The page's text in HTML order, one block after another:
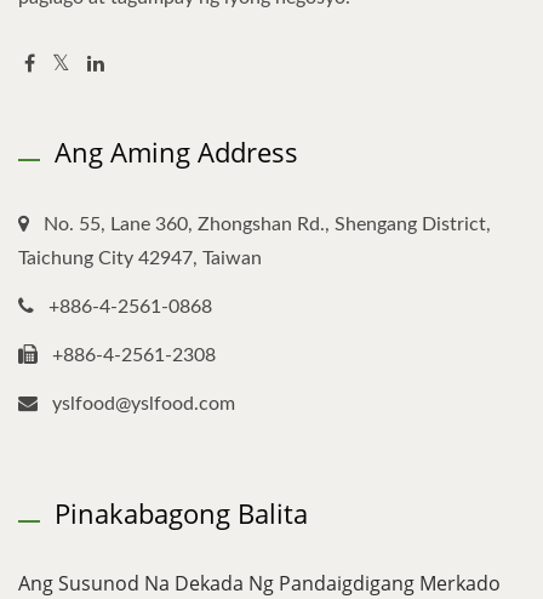
Ang Aming Address
No. 55, Lane 360, Zhongshan Rd., Shengang District,
Taichung City 42947, Taiwan
+886-4-2561-0868
+886-4-2561-2308
yslfood@yslfood.com
Pinakabagong Balita
Ang Susunod Na Dekada Ng Pandaigdigang Merkado